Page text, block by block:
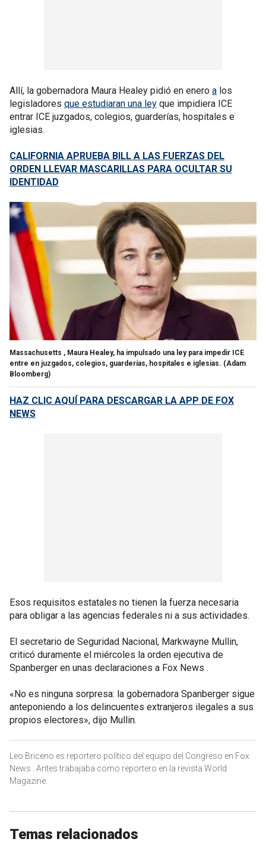
Allí, la gobernadora Maura Healey pidió en enero a los
legisladores que estudiaran una ley que impidiera ICE
entrar ICE juzgados, colegios, guarderías, hospitales e
iglesias.
CALIFORNIA APRUEBA BILL A LAS FUERZAS DEL
ORDEN LLEVAR MASCARILLAS PARA OCULTAR SU
IDENTIDAD
Massachusetts , Maura Healey, ha impulsado una ley para impedir ICE
entre en juzgados, colegios, guarderías, hospitales e iglesias. (Adam
Bloomberg)
HAZ CLIC AQUÍ PARA DESCARGAR LA APP DE FOX
NEWS
Esos requisitos estatales no tienen la fuerza necesaria
para obligar a las agencias federales ni a sus actividades.
El secretario de Seguridad Nacional, Markwayne Mullin,
criticó duramente el miércoles la orden ejecutiva de
Spanberger en unas declaraciones a Fox News .
«No es ninguna sorpresa: la gobernadora Spanberger sigue
anteponiendo a los delincuentes extranjeros ilegales a sus
propios electores», dijo Mullin.
Leo Briceno es reportero político del equipo del Congreso en Fox
News . Antes trabajaba como reportero en la revista World
Magazine.
Temas relacionados